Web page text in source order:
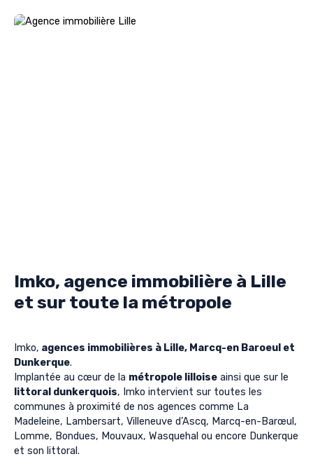
Imko, agence immobilière à Lille
et sur toute la métropole
Imko, agences immobilières à Lille, Marcq-en Baroeul et
Dunkerque.
Implantée au cœur de la métropole lilloise ainsi que sur le
littoral dunkerquois, Imko intervient sur toutes les
communes à proximité de nos agences comme La
Madeleine, Lambersart, Villeneuve d’Ascq, Marcq-en-Barœul,
Lomme, Bondues, Mouvaux, Wasquehal ou encore Dunkerque
et son littoral.